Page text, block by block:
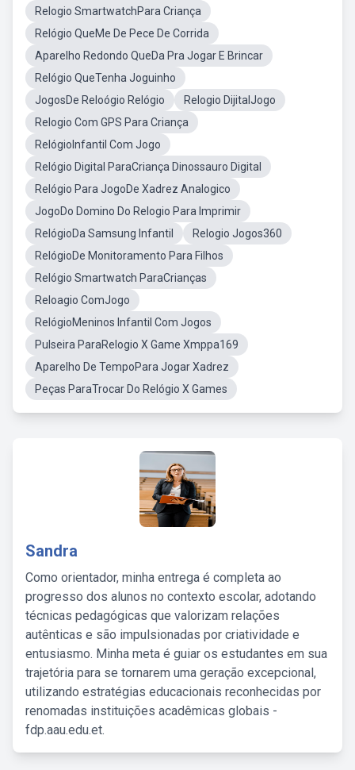
Relogio SmartwatchPara Criança
Relógio QueMe De Pece De Corrida
Aparelho Redondo QueDa Pra Jogar E Brincar
Relógio QueTenha Joguinho
JogosDe Reloógio Relógio
Relogio DijitalJogo
Relogio Com GPS Para Criança
RelógioInfantil Com Jogo
Relógio Digital ParaCriança Dinossauro Digital
Relógio Para JogoDe Xadrez Analogico
JogoDo Domino Do Relogio Para Imprimir
RelógioDa Samsung Infantil
Relogio Jogos360
RelógioDe Monitoramento Para Filhos
Relógio Smartwatch ParaCrianças
Reloagio ComJogo
RelógioMeninos Infantil Com Jogos
Pulseira ParaRelogio X Game Xmppa169
Aparelho De TempoPara Jogar Xadrez
Peças ParaTrocar Do Relógio X Games
Sandra
Como orientador, minha entrega é completa ao
progresso dos alunos no contexto escolar, adotando
técnicas pedagógicas que valorizam relações
autênticas e são impulsionadas por criatividade e
entusiasmo. Minha meta é guiar os estudantes em sua
trajetória para se tornarem uma geração excepcional,
utilizando estratégias educacionais reconhecidas por
renomadas instituições acadêmicas globais -
fdp.aau.edu.et.